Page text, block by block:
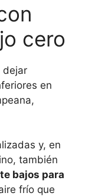
cero
dejar
en
y, en
también
bajos para
frío que